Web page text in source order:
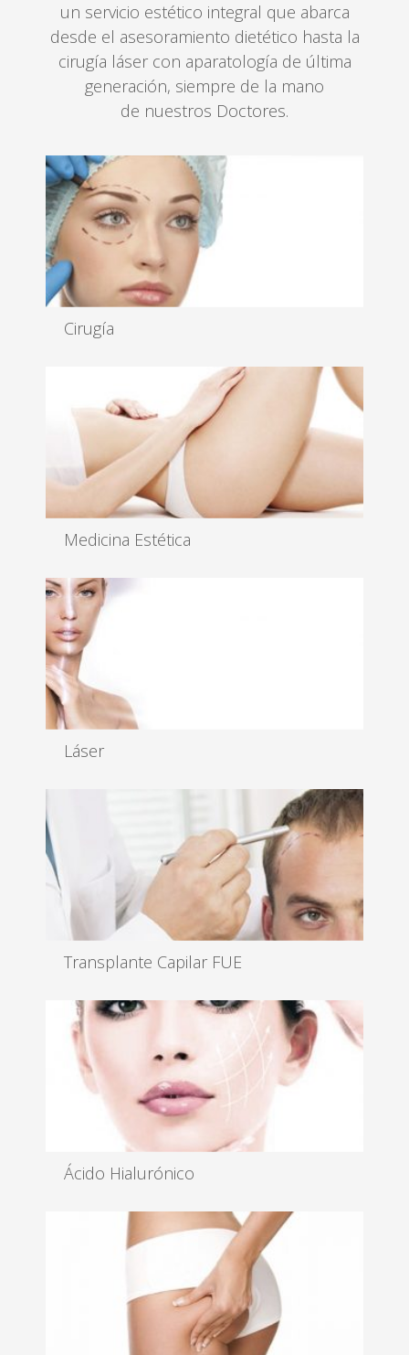
un servicio estético integral que abarca
desde el asesoramiento dietético hasta la
cirugía láser con aparatología de última
generación, siempre de la mano
de nuestros Doctores.
Cirugía
Leer más
Medicina Estética
invasivas...
Leer más
Láser
Transplante Capilar FUE
tratamiento ambul...
Leer más
Ácido Hialurónico
corregir arrugas y depr...